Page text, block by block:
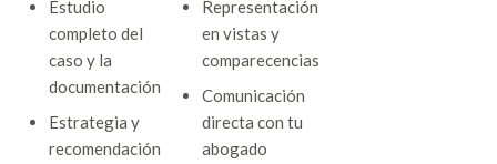
Estudio
completo del
caso y la
documentación
Estrategia y
recomendación
Representación
en vistas y
comparecencias
Comunicación
directa con tu
abogado